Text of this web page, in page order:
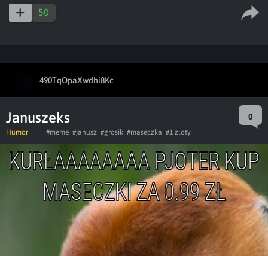
50
490TqOpaXwdhi8Kc
Januszeks 0
Humor #meme #janusz #grosik #maseczka #1 złoty